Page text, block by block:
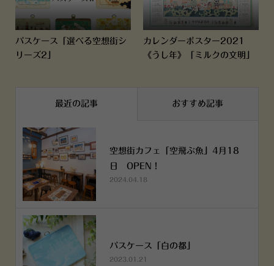
パスケース「選べる空想街シ
リーズ2」
カレンダーポスター2021
《うし年》「ミルクの文明」
最近の記事 おすすめ記事
空想街カフェ「空飛ぶ魚」4月18
日 OPEN！
2024.04.18
パスケース「白の都」
2023.01.21